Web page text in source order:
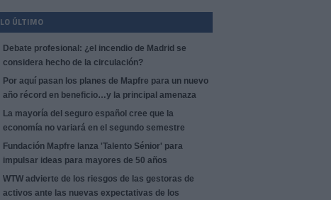
LO ÚLTIMO
Debate profesional: ¿el incendio de Madrid se
considera hecho de la circulación?
Por aquí pasan los planes de Mapfre para un nuevo
año récord en beneficio…y la principal amenaza
La mayoría del seguro español cree que la
economía no variará en el segundo semestre
Fundación Mapfre lanza 'Talento Sénior' para
impulsar ideas para mayores de 50 años
WTW advierte de los riesgos de las gestoras de
activos ante las nuevas expectativas de los